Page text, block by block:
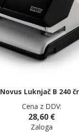
Novus Luknjač B 240
Cena z DDV:
28,60 €
Zaloga